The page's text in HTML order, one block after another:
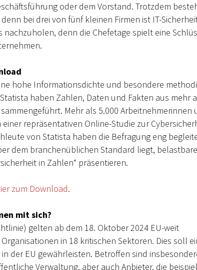
oder dem Vorstand. Trotzdem
bei drei von fünf kleinen Firmen ist IT-
nachzuholen, denn die Chefetage spielt eine
hohe Informationsdichte und besondere
haben Zahlen, Daten und Fakten aus mehr
Mehr als 5.000 Arbeitnehmerinnen
repräsentativen Online-Studie zur
von Statista haben die Befragung eng
dem branchenüblichen Standard liegt,
in Zahlen“ präsentieren.
zum Download.
mit sich?
gelten ab dem 18. Oktober 2024 EU-weit
in 18 kritischen Sektoren. Dies soll
der EU gewährleisten. Betroffen sind
Verwaltung, aber auch Anbieter, die